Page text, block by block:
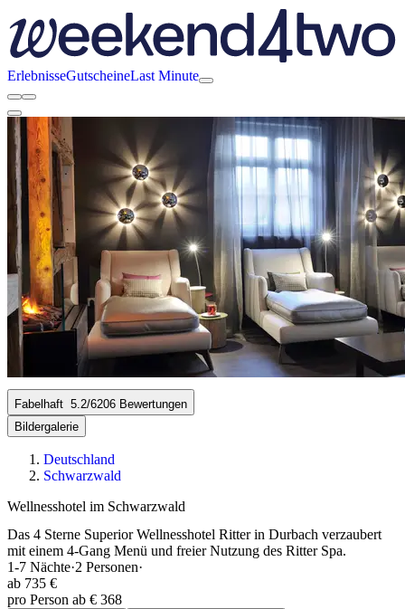
ErlebnisseGutscheineLast Minute
Fabelhaft 5.2/6206 Bewertungen
Bildergalerie
Deutschland
Schwarzwald
Wellnesshotel im Schwarzwald
Das 4 Sterne Superior Wellnesshotel Ritter in Durbach verzaubert
mit einem 4-Gang Menü und freier Nutzung des Ritter Spa.
1-7 Nächte·2 Personen·
ab 735 €
pro Person ab € 368